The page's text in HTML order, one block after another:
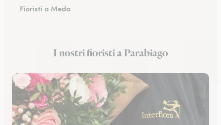
Fioristi a Meda
Fioristi a MonzaI nostri fioristi a Parabiago